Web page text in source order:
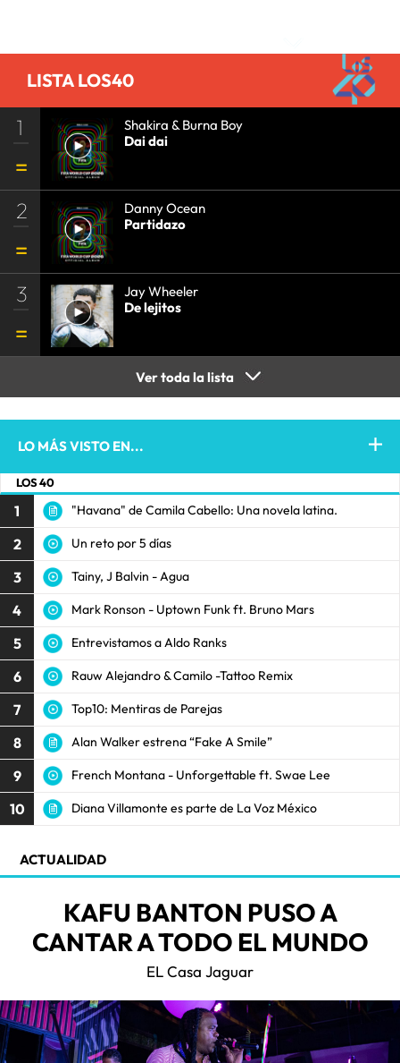
LISTA LOS40
1
Shakira & Burna Boy
Dai dai
2
Danny Ocean
Partidazo
3
Jay Wheeler
De lejitos
Ver toda la lista
LO MÁS VISTO EN...
LOS 40
1 "Havana" de Camila Cabello: Una novela latina.
2 Un reto por 5 días
3 Tainy, J Balvin - Agua
4 Mark Ronson - Uptown Funk ft. Bruno Mars
5 Entrevistamos a Aldo Ranks
6 Rauw Alejandro & Camilo -Tattoo Remix
7 Top10: Mentiras de Parejas
8 Alan Walker estrena “Fake A Smile”
9 French Montana - Unforgettable ft. Swae Lee
10 Diana Villamonte es parte de La Voz México
ACTUALIDAD
KAFU BANTON PUSO A
CANTAR A TODO EL MUNDO
EL Casa Jaguar